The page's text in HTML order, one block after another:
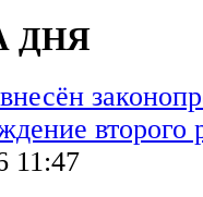
ДНЯ
11:47